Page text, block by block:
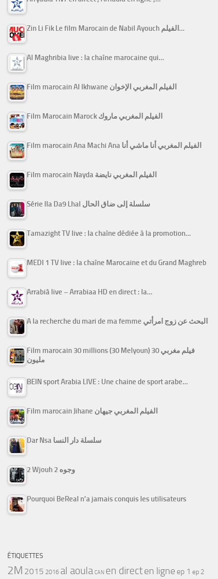
Zin Li Fik Le film Marocain de Nabil Ayouch الفيلم…
Al Maghribia live : la chaîne marocaine qui…
Film marocain Al Ikhwane الفيلم المغربي الإخوان
Film Marocain Marock الفيلم المغربي ماروك
Film marocain Ana Machi Ana الفيلم المغربي أنا ماشي أنا
Film marocain Nayda الفيلم المغربي نايضة
Série Ila Da9 Lhal سلسلة إلى ضاق الحال
Tamazight TV live : la chaîne dédiée à la promotion…
MEDI 1 TV live : la chaîne Marocaine et du Grand Maghreb
Arrabiâ live – Arrabiaa HD en direct : la…
A la recherche du mari de ma femme البحث عن زوج امرأتي
Film marocain 30 millions (30 Melyoun) فيلم مغربي 30
مليون
BEIN sport Arabia LIVE : Une chaine de sport arabe…
Film marocain Jihane الفيلم المغربي جيهان
Dar Nsa سلسلة دار النسا
2 Wjouh 2 وجوه
Pourquoi BeReal n’a jamais conquis les utilisateurs
ÉTIQUETTES
2M 2015 2016 al aoula CAN en directen ligne ep 1 ep 2